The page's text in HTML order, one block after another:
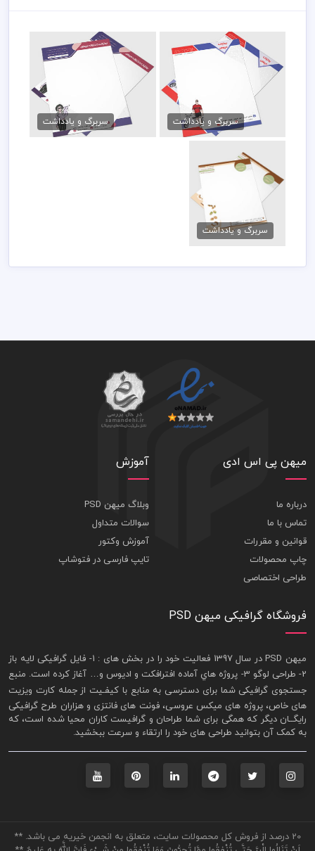
فایل سربرگ پوشاک مردانه
79,000 تومانسربرگ و یادداشت
سربرگ بوتیک لباس
79,000 تومانسربرگ و یادداشت
دانلود سربرگ آجیل و
خشکبار
79,000 تومان
سربرگ و یادداشت
میهن پی اس ادی
درباره ما
تماس با ما
قوانین و مقررات
چاپ محصولات
طراحی اختصاصی
آموزش
وبلاگ میهن PSD
سوالات متداول
آموزش وکتور
تایپ فارسی در فتوشاپ
فروشگاه گرافیکی میهن PSD
ميهن PSD در سال 1397 فعاليت خود را در بخش های : 1-
فايل گرافيکی لايه باز
2- طراحی لوگو 3- پروژه هاي آماده افترافکت و اديوس و… آغاز کرده است. منبع
جستجوی گرافيکی شما برای دسترسی به منابع با کيفـيت از جملهکارت ويزيت
های خاص، پروژه های ميکس عروسی، فونت های فانتزی و هزاران طرح گرافیکی
رايگــان ديگر که همگی برای شما طراحان و گرافيست کاران محيا شده است، که
به کمک آن بتوانيد طراحی های خود را ارتقاء و سرعت ببخشيد.
20 درصد از فروش کل محصولات سایت، متعلق به انجمن خیریه می باشد. **